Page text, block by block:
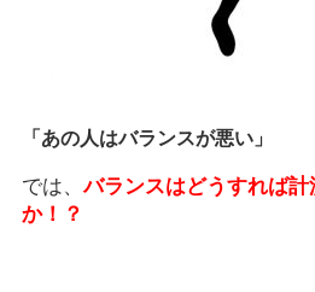
「あの人はバランスが悪い」
では、バランスはどうすれば計
か！？